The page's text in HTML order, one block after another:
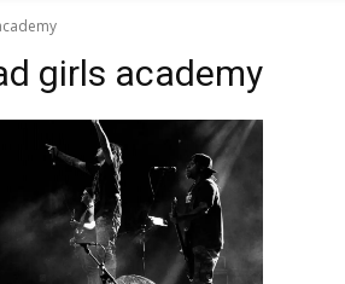
girls academy